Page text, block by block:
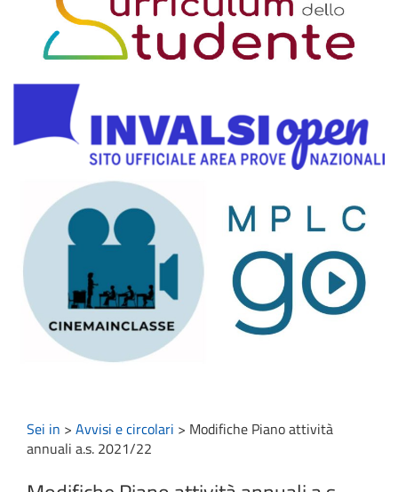
Sei in > Avvisi e circolari > Modifiche Piano attività
annuali a.s. 2021/22